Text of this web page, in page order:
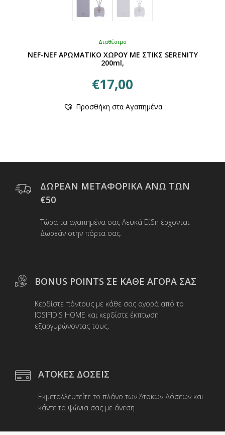
Διαθέσιμο
NEF-NEF ΑΡΩΜΑΤΙΚΟ ΧΩΡΟΥ ΜΕ ΣΤΙΚΣ SERENITY
200ml,
€17,00
το
Οι
μπορούν
σελίδα
του
Προσθήκη στα Αγαπημένα
ΔΩΡΕΑΝ ΜΕΤΑΦΟΡΙΚΑ ΑΝΩ ΤΩΝ
€50
Τώρα τα αγαπημένα σας Λευκά Είδη έρχονται
Δωρεάν στην πόρτα σας.
BONUS POINTS ΣΕ ΚΑΘΕ ΑΓΟΡΑ ΣΑΣ
Κερδίστε πόντους με κάθε σας αγορά από το
IOSIFIDIS HOME και κερδίστε έκπτωση
εξαργυρώνοντας τους.
ΑΤΟΚΕΣ ΔΟΣΕΙΣ
Εκμεταλλευτείτε το πλάνο των Άτοκων Δόσεων και
κάντε τα ψώνια σας με άνεση.